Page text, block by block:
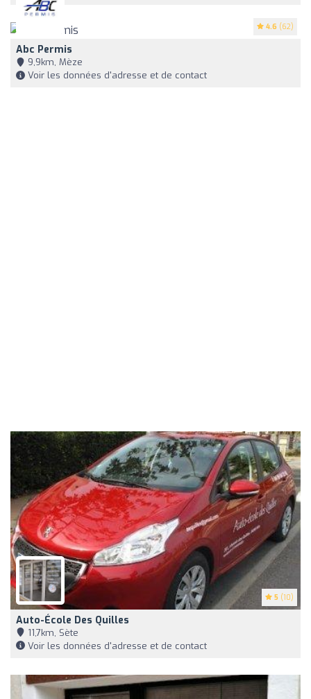
4.6 (62)
Abc Permis
9,9km, Mèze
Voir les données d'adresse et de contact
5 (10)
Auto-École Des Quilles
11,7km, Sète
Voir les données d'adresse et de contact